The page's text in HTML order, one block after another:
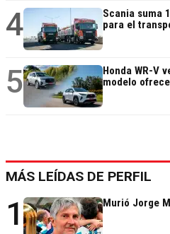
4
Scania suma
para el
5
Honda WR-V
modelo
MÁS LEÍDAS DE PERFIL
1 Murió Jorge